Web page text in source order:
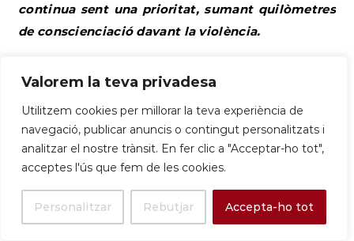
Valorem la teva privadesa
Utilitzem cookies per millorar la teva experiència de
navegació, publicar anuncis o contingut personalitzats i
analitzar el nostre trànsit. En fer clic a "Acceptar-ho tot",
acceptes l'ús que fem de les cookies.
Personalitzar Rebutjar Accepta-ho tot
continua sent una prioritat, sumant quilòmetres
de conscienciació davant la violència.
local de la província de Barcelona
Sant Boi de Llobregat és el tercer municipi de la
comarca que més població guanya (921 habitants),
un indicador de la seva vitalitat demogràfica. |
diba.cat |